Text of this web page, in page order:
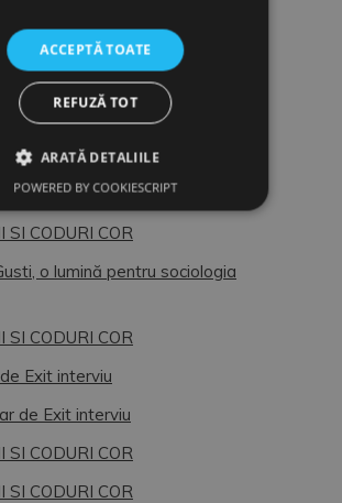
pe tara
magistratilor
SI CODURI COR
o lumină pentru sociologia
SI CODURI COR
Exit interviu
de Exit interviu
SI CODURI COR
SI CODURI COR
ACCEPTĂ TOATE
REFUZĂ TOT
ARATĂ DETALIILE
POWERED BY COOKIESCRIPT